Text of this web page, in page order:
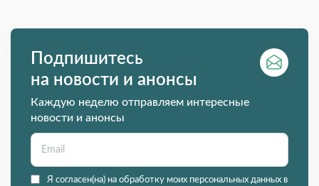
Подпишитесь
на новости и анонсы
Каждую неделю отправляем интересные
новости и анонсы
Я согласен(на) на обработку моих персональных данных в